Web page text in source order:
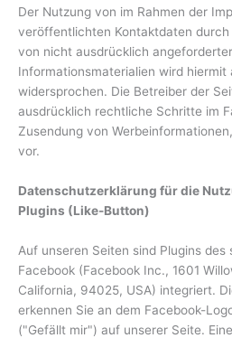
Der Nutzung von im Rahmen der
veröffentlichten Kontaktdaten
von nicht ausdrücklich
Informationsmaterialien wird hiermit
widersprochen. Die Betreiber der
ausdrücklich rechtliche Schritte im
Zusendung von
vor.
Datenschutzerklärung für die
Plugins (Like-Button)
Auf unseren Seiten sind Plugins des
Facebook (Facebook Inc., 1601
California, 94025, USA) integriert.
erkennen Sie an dem Facebook-
("Gefällt mir") auf unserer Seite.